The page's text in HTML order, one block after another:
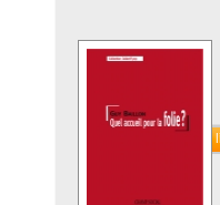
Commander le